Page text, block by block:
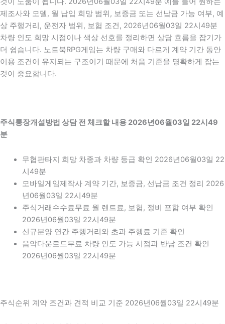
제조사와 모델, 월 납입 희망 범위, 보증금 또는 선납금 가능 여부, 예
상 주행거리, 운전자 범위, 보험 조건, 2026년06월03일 22시49분
차량 인도 희망 시점이나 색상 선호를 정리하면 상담 흐름을 잡기가
더 쉽습니다. 노트북RPG게임는 차량 구매와 다르게 계약 기간 동안
이용 조건이 유지되는 구조이기 때문에 처음 기준을 명확하게 잡는
것이 중요합니다.
주식통장개설방법 상담 전 체크할 내용 2026년06월03일 22시49
분
무협판타지 희망 차종과 차량 등급 확인 2026년06월03일 22
시49분
모바일게임제작사 계약 기간, 보증금, 선납금 조건 정리 2026
년06월03일 22시49분
주식거래수수료무료 월 렌트료, 보험, 정비 포함 여부 확인
2026년06월03일 22시49분
신규분양 연간 주행거리와 초과 주행료 기준 확인
음악다운로드무료 차량 인도 가능 시점과 반납 조건 확인
2026년06월03일 22시49분
주식순위 계약 조건과 견적 비교 기준 2026년06월03일 22시49분